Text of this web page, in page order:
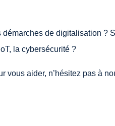
démarches de digitalisation ?
la cybersécurité ?
vous aider, n’hésitez pas à